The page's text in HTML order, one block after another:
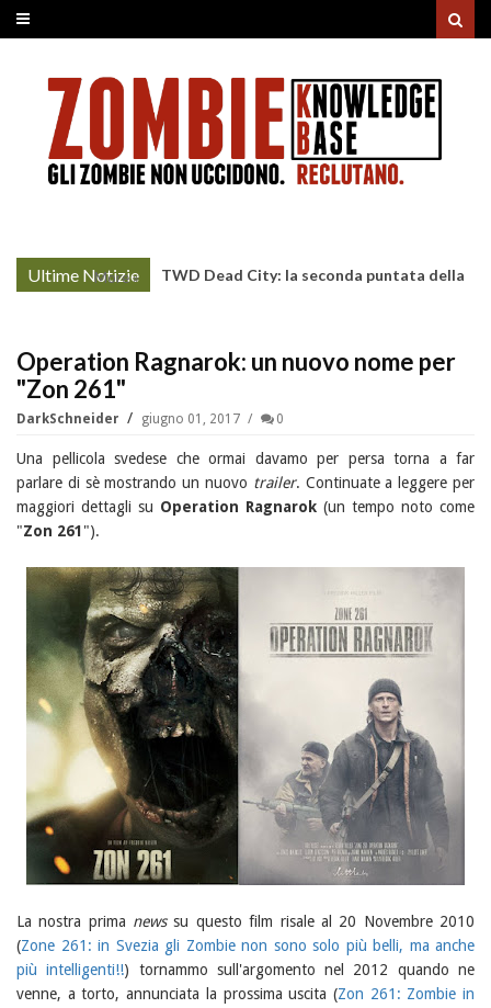
Ultime Notizie
More »
TWD Dead City: la seconda puntata della
Operation Ragnarok: un nuovo nome per
"Zon 261"
DarkSchneider giugno 01, 2017 0
Una pellicola svedese che ormai davamo per persa torna a far
parlare di sè mostrando un nuovo trailer. Continuate a leggere per
maggiori dettagli su Operation Ragnarok (un tempo noto come
"Zon 261").
La nostra prima newssu questo film risale al 20 Novembre 2010
(Zone 261: in Svezia gli Zombie non sono solo più belli, ma anche
più intelligenti!!) tornammo sull'argomento nel 2012 quando ne
venne, a torto, annunciata la prossima uscita (Zon 261: Zombie in